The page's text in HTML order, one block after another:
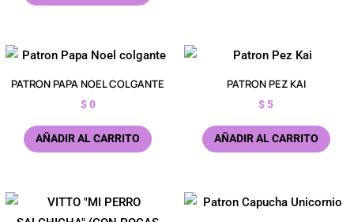
PATRON PAPA NOEL COLGANTE
$0
AÑADIR AL CARRITO
PATRON PEZ KAI
$5
AÑADIR AL CARRITO